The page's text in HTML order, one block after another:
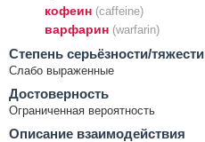
кофеин (caffeine)
варфарин (warfarin)
Cтепень серьёзности/тяжести
Слабо выраженные
Достоверность
Ограниченная вероятность
Описание взаимодействия